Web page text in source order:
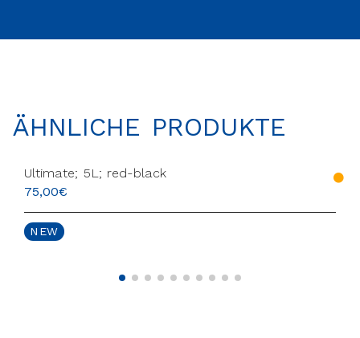
ÄHNLICHE PRODUKTE
Ultimate; 5L; red-black
75,00€
NEW